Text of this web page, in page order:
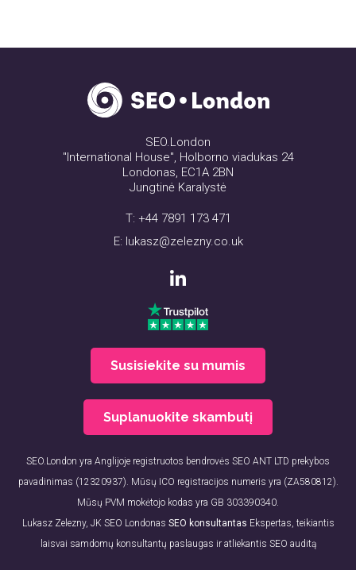
SEO.London
"International House", Holborno viadukas 24
Londonas, EC1A 2BN
Jungtinė Karalystė
T: +44 7891 173 471
E: lukasz@zelezny.co.uk
Susisiekite su mumis
Suplanuokite skambutį
SEO.London yra Anglijoje registruotos bendrovės SEO ANT LTD prekybos
pavadinimas (12320937). Mūsų ICO registracijos numeris yra (ZA580812).
Mūsų PVM mokėtojo kodas yra GB 303390340.
Lukasz Zelezny, JK SEO Londonas SEO konsultantas Ekspertas, teikiantis
laisvai samdomų konsultantų paslaugas ir atliekantis SEO auditą